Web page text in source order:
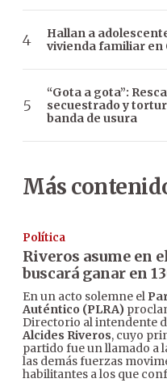
Hallan a
vivienda familiar en
“Gota a gota”:
secuestrado y
banda de usura
Más
Política
Riveros asume en
buscará ganar en
En un acto solemne el
Auténtico (PLRA)
Directorio al intendente
Alcides Riveros, cuyo
partido fue un llamado a
las demás fuerzas
habilitantes a los que